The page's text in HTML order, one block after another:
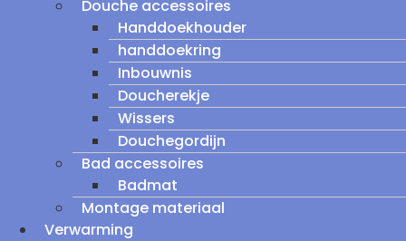
Douche accessoires
Handdoekhouder
handdoekring
Inbouwnis
Doucherekje
Wissers
Douchegordijn
Bad accessoires
Badmat
Montage materiaal
Verwarming